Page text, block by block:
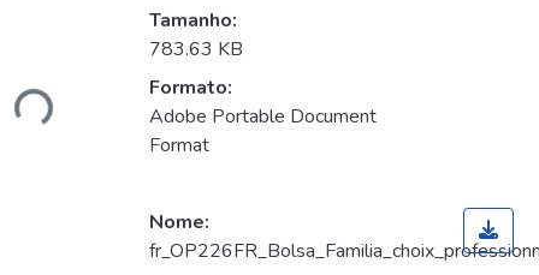
Tamanho:
783.63 KB
Formato:
Adobe Portable Document
Format
Nome: